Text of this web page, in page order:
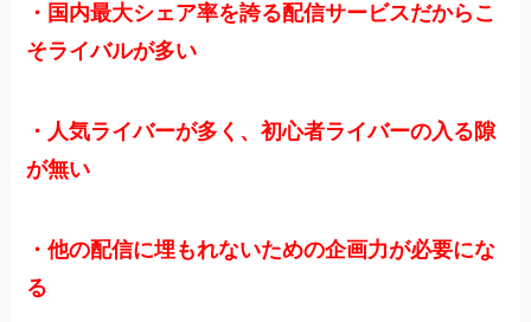
・国内最大シェア率を誇る配信サービスだからこ
そライバルが多い
・人気ライバーが多く、初心者ライバーの入る隙
が無い
・他の配信に埋もれないための企画力が必要にな
る